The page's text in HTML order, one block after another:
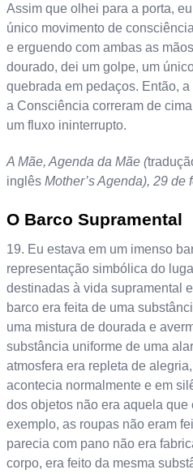
Assim que olhei para a porta,
único movimento de
e erguendo com ambas as
dourado, dei um golpe, um
quebrada em pedaços. Então,
a Consciência correram de
um fluxo ininterrupto.
A Mãe, Agenda da Mãe (
inglês Mother’s Agenda), 29 de
O Barco Supramental
19. Eu estava em um imenso
representação simbólica do
destinadas à vida supramental
barco era feita de uma
uma mistura de dourada e
substância uniforme de uma
atmosfera era repleta de
acontecia normalmente e em
dos objetos não era aquela que
exemplo, as roupas não eram
parecia com pano não era
corpo, era feito da mesma